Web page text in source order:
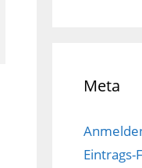
Meta
Eintrags-